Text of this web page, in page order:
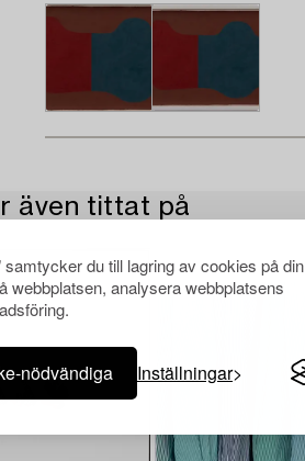
du till lagring av cookies på din
webbplatsen, analysera webbplatsens
nödvändiga Inställningar
även tittat på